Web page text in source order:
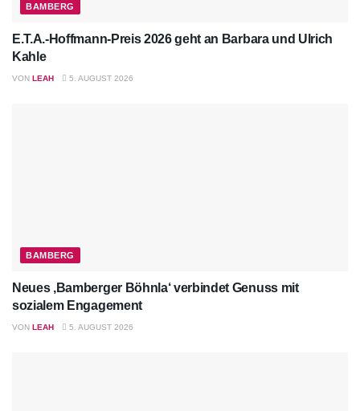
BAMBERG
E.T.A.-Hoffmann-Preis 2026 geht an Barbara und Ulrich
Kahle
VON LEAH 5. AUGUST 2026
BAMBERG
Neues ‚Bamberger Böhnla‘ verbindet Genuss mit
sozialem Engagement
VON LEAH 5. AUGUST 2026